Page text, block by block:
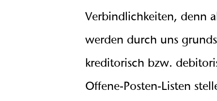
Verbindlichkeiten, denn
werden durch uns
kreditorisch bzw.
Offene-Posten-Listen